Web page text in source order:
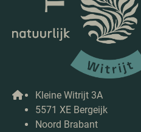
Kleine Witrijt 3A
5571 XE Bergeijk
Noord Brabant